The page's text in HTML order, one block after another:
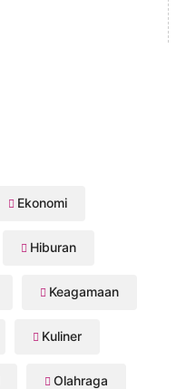
Ekonomi
Hiburan
Keagamaan
Kuliner
Olahraga